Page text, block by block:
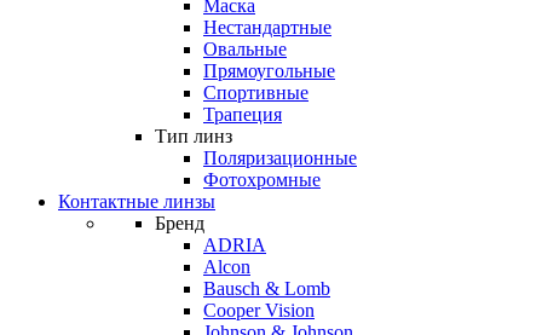
Маска
Нестандартные
Овальные
Прямоугольные
Спортивные
Трапеция
Тип линз
Поляризационные
Фотохромные
Контактные линзы
Бренд
ADRIA
Alcon
Bausch & Lomb
Cooper Vision